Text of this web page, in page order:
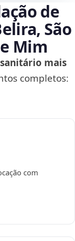
de
São
Mim
mais
completos:
com